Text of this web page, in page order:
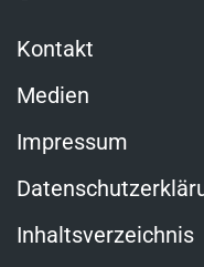
Kontakt
Medien
Impressum
Inhaltsverzeichnis